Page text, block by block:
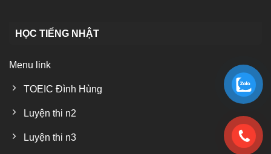
HỌC TIẾNG NHẬT
Menu link
TOEIC Đình Hùng
Luyện thi n2
Luyện thi n3